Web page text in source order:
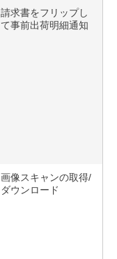
請求書をフリップし
て事前出荷明細通知
画像スキャンの取得/
ダウンロード